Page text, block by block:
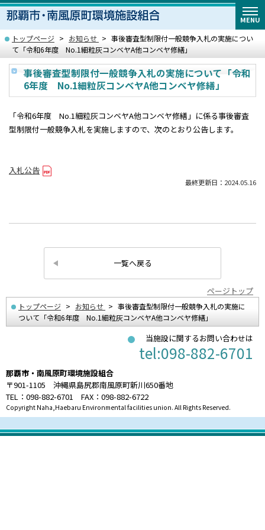
MENU
トップページ お知らせ
事後審査型制限付一般競争入札の実施につい
て「令和6年度 No.1細粒灰コンベヤA他コンベヤ修繕」
事後審査型制限付一般競争入札の実施について「令和
6年度 No.1細粒灰コンベヤA他コンベヤ修繕」
「令和6年度 No.1細粒灰コンベヤA他コンベヤ修繕」に係る事後審査
型制限付一般競争入札を実施しますので、次のとおり公告します。
入札公告
最終更新日：2024.05.16
一覧へ戻る
ページトップ
トップページ お知らせ
事後審査型制限付一般競争入札の実施に
ついて「令和6年度 No.1細粒灰コンベヤA他コンベヤ修繕」
当施設に関するお問い合わせは
tel:098-882-6701
那覇市・南風原町環境施設組合
〒901-1105 沖縄県島尻郡南風原町新川650番地
TEL：098-882-6701 FAX：098-882-6722
Copyright Naha,Haebaru Environmental facilities union. All Rights Reserved.